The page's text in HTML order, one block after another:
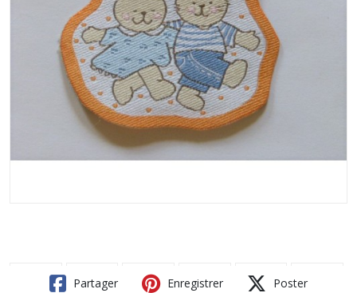
Partager Enregistrer Poster